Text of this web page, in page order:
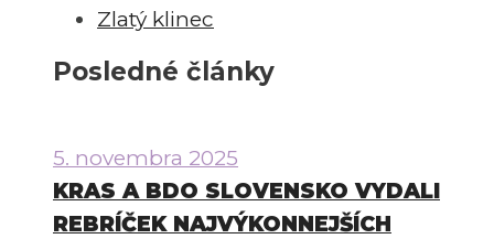
Zlatý klinec
Posledné články
5. novembra 2025
KRAS A BDO SLOVENSKO VYDALI
REBRÍČEK NAJVÝKONNEJŠÍCH